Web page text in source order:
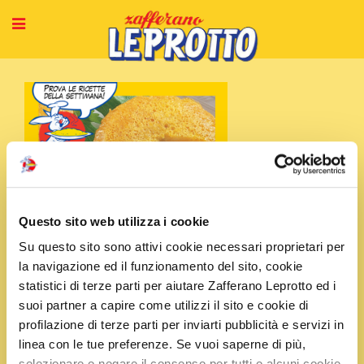
Questo sito web utilizza i cookie
Su questo sito sono attivi cookie necessari proprietari per
la navigazione ed il funzionamento del sito, cookie
statistici di terze parti per aiutare Zafferano Leprotto ed i
suoi partner a capire come utilizzi il sito e cookie di
profilazione di terze parti per inviarti pubblicità e servizi in
linea con le tue preferenze. Se vuoi saperne di più,
News & Press Sformatini d’uovo allo Zafferano
Sformatini d’uovo allo
Zafferano